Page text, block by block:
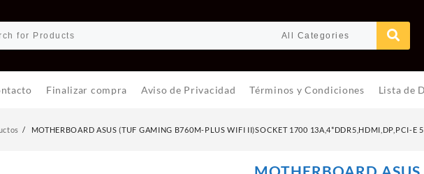
Finalizar compra Aviso de Privacidad Términos y Condiciones Lista de
MOTHERBOARD ASUS (TUF GAMING B760M-PLUS WIFI II)SOCKET 1700 13A,4*DDR5,HDMI,DP,PCI-E